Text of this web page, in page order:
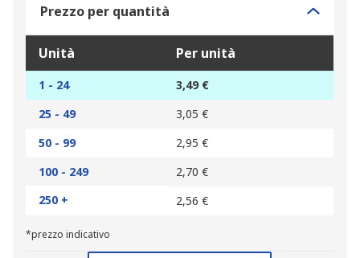
Prezzo per quantità
Unità Per unità
1 - 24
3,49 €
25 - 49
3,05 €
50 - 99
2,95 €
100 - 249
2,70 €
250 +
2,56 €
*prezzo indicativo